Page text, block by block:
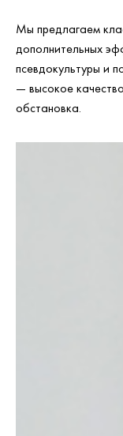
Мы предлагаем
дополнительных
псевдокультуры и
— высокое
обстановка.